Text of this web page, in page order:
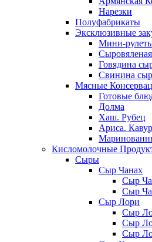
Нарезки
Полуфабрикаты
Эксклюзивные
Мини-
Говядина
Свинина
Мясные
Готовые
Долма
Хаш. Рубец
Ариса.
Кисломолочные
Сыры
Сыр Чанах
Сыр
Сыр
Сыр Лори
Сыр
Сыр
Сыр